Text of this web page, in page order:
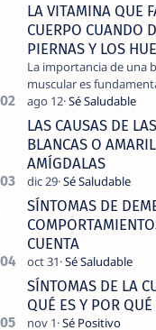
LA VITAMINA QUE
CUERPO CUANDO
PIERNAS Y LOS
La importancia de una
muscular es
vida activa y sin dolor,
experimentamos dolor
LAS CAUSAS DE
BLANCAS O
AMÍGDALAS
SÍNTOMAS DE
CUENTA
SÍNTOMAS DE LA
QUÉ ES Y POR QUÉ